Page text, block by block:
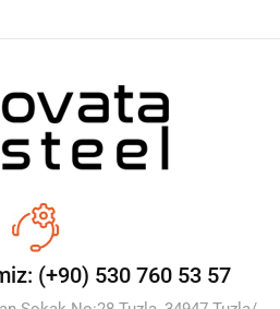
(+90) 530 760 53 57